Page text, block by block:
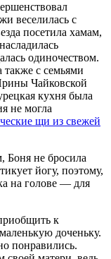
веселилась с
посетила хамам,
одиночеством.
также с семьями
Чайковской
кухня была
не могла
щи из свежей
Боня не бросила
йогу, поэтому,
на голове — для
к
доченьку.
понравились.